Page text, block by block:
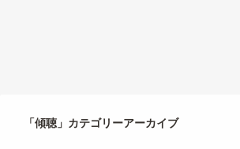
「傾聴 」カテゴリーアーカイブ